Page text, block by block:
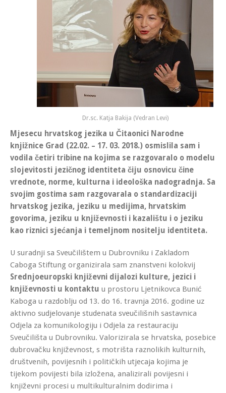
Dr.sc. Katja Bakija (Vedran Levi)
Mjesecu hrvatskog jezika u Čitaonici Narodne
knjižnice Grad (22.02. – 17. 03. 2018.) osmislila sam i
vodila četiri tribine na kojima se razgovaralo o modelu
slojevitosti jezičnog identiteta čiju osnovicu čine
vrednote, norme, kulturna i ideološka nadogradnja. Sa
svojim gostima sam razgovarala o standardizaciji
hrvatskog jezika, jeziku u medijima, hrvatskim
govorima, jeziku u književnosti i kazalištu i o jeziku
kao riznici sjećanja i temeljnom nositelju identiteta.
U suradnji sa Sveučilištem u Dubrovniku i Zakladom
Caboga Stiftung organizirala sam znanstveni kolokvij
Srednjoeuropski književni dijalozi kulture, jezici i
književnosti u kontaktu u prostoru Ljetnikovca Bunić
Kaboga u razdoblju od 13. do 16. travnja 2016. godine uz
aktivno sudjelovanje studenata sveučilišnih sastavnica
Odjela za komunikologiju i Odjela za restauraciju
Sveučilišta u Dubrovniku. Valorizirala se hrvatska, posebice
dubrovačku književnost, s motrišta raznolikih kulturnih,
društvenih, povijesnih i političkih utjecaja kojima je
tijekom povijesti bila izložena, analizirali povijesni i
književni procesi u multikulturalnim dodirima i